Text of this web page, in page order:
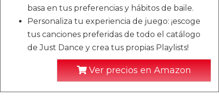
basa en tus preferencias y hábitos de baile.
Personaliza tu experiencia de juego: ¡escoge
tus canciones preferidas de todo el catálogo
de Just Dance y crea tus propias Playlists!
Ver precios en Amazon